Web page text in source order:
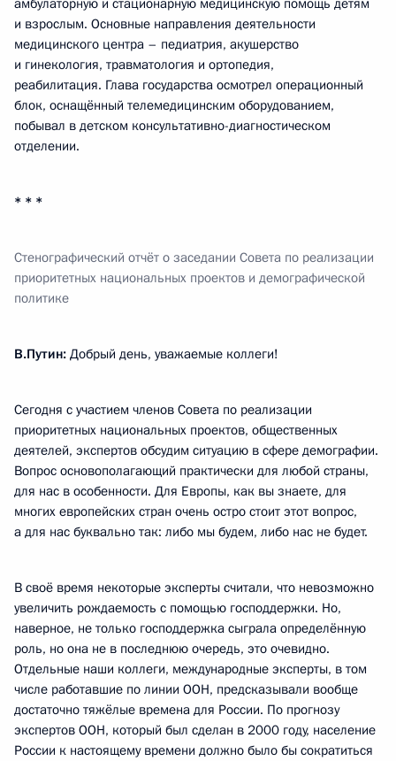
амбулаторную и стационарную медицинскую помощь детям
и взрослым. Основные направления деятельности
медицинского центра – педиатрия, акушерство
и гинекология, травматология и ортопедия,
реабилитация. Глава государства осмотрел операционный
блок, оснащённый телемедицинским оборудованием,
побывал в детском консультативно-диагностическом
отделении.
* * *
Стенографический отчёт о заседании Совета по реализации
приоритетных национальных проектов и демографической
политике
В.Путин: Добрый день, уважаемые коллеги!
Сегодня с участием членов Совета по реализации
приоритетных национальных проектов, общественных
деятелей, экспертов обсудим ситуацию в сфере демографии.
Вопрос основополагающий практически для любой страны,
для нас в особенности. Для Европы, как вы знаете, для
многих европейских стран очень остро стоит этот вопрос,
а для нас буквально так: либо мы будем, либо нас не будет.
В своё время некоторые эксперты считали, что невозможно
увеличить рождаемость с помощью господдержки. Но,
наверное, не только господдержка сыграла определённую
роль, но она не в последнюю очередь, это очевидно.
Отдельные наши коллеги, международные эксперты, в том
числе работавшие по линии ООН, предсказывали вообще
достаточно тяжёлые времена для России. По прогнозу
экспертов ООН, который был сделан в 2000 году, население
России к настоящему времени должно было бы сократиться